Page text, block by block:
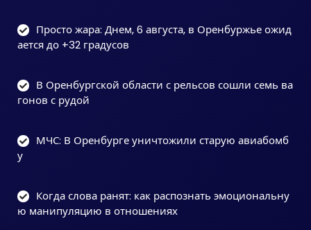
Просто жара: Днем, 6 августа, в Оренбуржье ожид
ается до +32 градусов
В Оренбургской области с рельсов сошли семь ва
гонов с рудой
МЧС: В Оренбурге уничтожили старую авиабомб
у
Когда слова ранят: как распознать эмоциональну
ю манипуляцию в отношениях